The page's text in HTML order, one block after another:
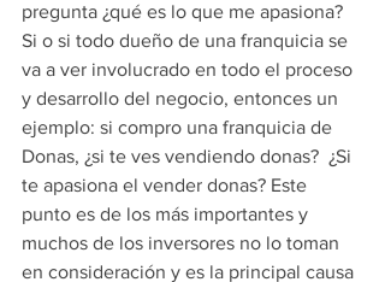
pregunta ¿qué es lo que me apasiona?
Si o si todo dueño de una franquicia se
va a ver involucrado en todo el proceso
y desarrollo del negocio, entonces un
ejemplo: si compro una franquicia de
Donas, ¿si te ves vendiendo donas?  ¿Si
te apasiona el vender donas? Este
punto es de los más importantes y
muchos de los inversores no lo toman
en consideración y es la principal causa